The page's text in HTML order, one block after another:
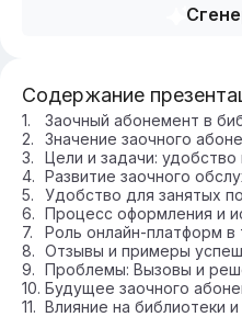
Содержание
Заочный абонемент в
Значение заочного
Цели и задачи: удобство
Развитие заочного
Удобство для занятых
Процесс оформления и
Роль онлайн-платформ в
Отзывы и примеры
Проблемы: Вызовы и
Будущее заочного
Влияние на библиотеки